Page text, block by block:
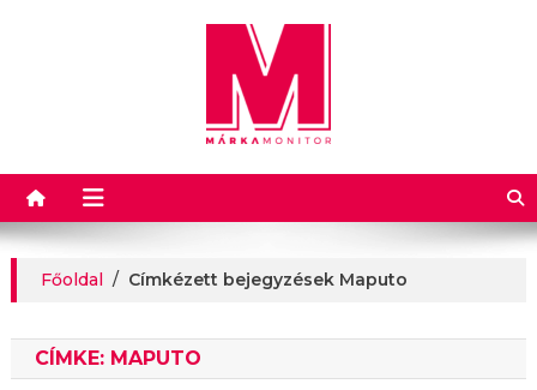
Márkamonitor
Főoldal / Címkézett bejegyzések Maputo
CÍMKE: MAPUTO